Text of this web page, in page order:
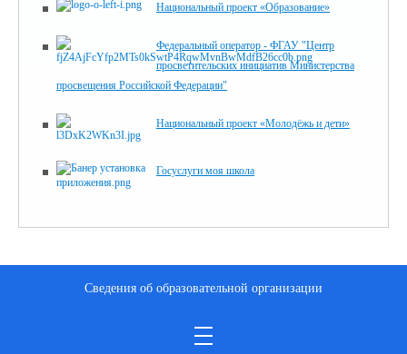
Национальный проект «Образование»
Федеральный оператор - ФГАУ "Центр
просветительских инициатив Министерства
просвещения Российской Федерации"
Национальный проект «Молодёжь и дети»
Госуслуги моя школа
Сведения об образовательной организации